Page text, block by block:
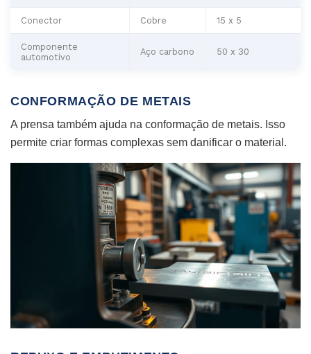
Conector Cobre 15 x 5
Componente
automotivo
Aço carbono 50 x 30
CONFORMAÇÃO DE METAIS
A prensa também ajuda na conformação de metais. Isso
permite criar formas complexas sem danificar o material.